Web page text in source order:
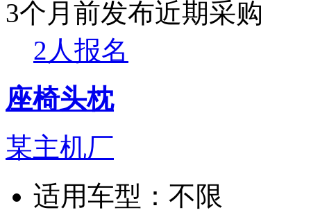
3个月前发布近期采购
2人报名
座椅头枕
某主机厂
适用车型： 不限